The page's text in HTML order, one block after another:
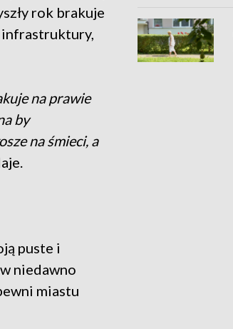
rok brakuje
na prawie
by
na śmieci, a
puste i
niedawno
miastu